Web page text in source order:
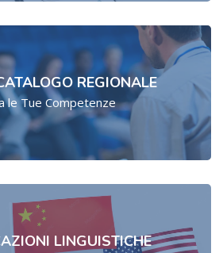
REGIONALE
le Tue Competenze
LINGUISTICHE